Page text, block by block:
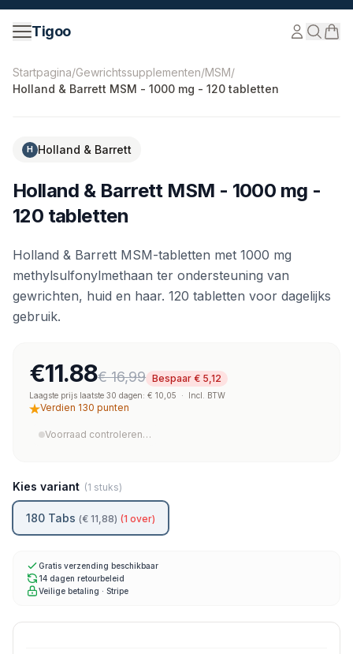
Ga naar inhoud
Tigoo
©2026Nutri Nordic AB.Alle rechten voorbehouden.
Startpagina/Gewrichtssupplementen/MSM/
Holland & Barrett MSM - 1000 mg - 120 tabletten
H Holland & Barrett
Holland & Barrett MSM - 1000 mg -
120 tabletten
Holland & Barrett MSM-tabletten met 1000 mg
methylsulfonylmethaan ter ondersteuning van
gewrichten, huid en haar. 120 tabletten voor dagelijks
gebruik.
€11.88€ 16,99 Bespaar € 5,12
Laagste prijs laatste 30 dagen: € 10,05 · Incl. BTW
Verdien 130 punten
Voorraad controleren…
Kies variant (1 stuks)
180 Tabs (€ 11,88) (1 over)
Gratis verzending beschikbaar
14 dagen retourbeleid
Veilige betaling · Stripe